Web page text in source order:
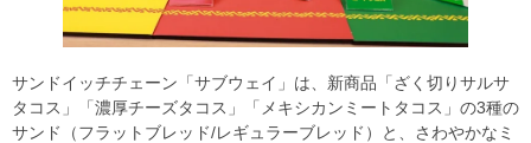
サンドイッチチェーン「サブウェイ」は、新商品「ざく切りサルサ
タコス」「濃厚チーズタコス」「メキシカンミートタコス」の3種の
サンド（フラットブレッド/レギュラーブレッド）と、さわやかなミ